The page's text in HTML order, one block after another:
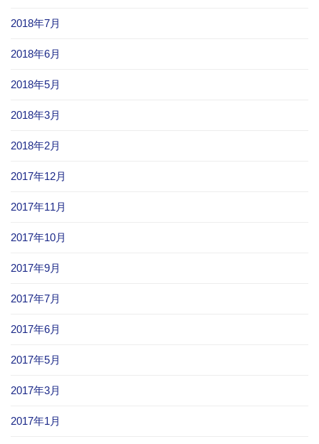
2018年7月
2018年6月
2018年5月
2018年3月
2018年2月
2017年12月
2017年11月
2017年10月
2017年9月
2017年7月
2017年6月
2017年5月
2017年3月
2017年1月